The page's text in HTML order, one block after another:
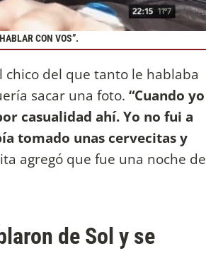
CON VOS”.
chico del que tanto le hablaba
sacar una foto. “Cuando yo
casualidad ahí. Yo no fui a
tomado unas cervecitas y
agregó que fue una noche de
de Sol y se